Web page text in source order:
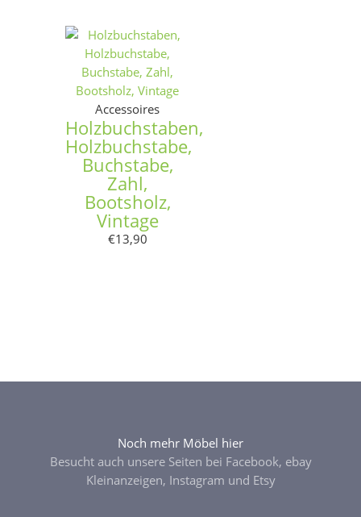
Accessoires
Holzbuchstaben,
Holzbuchstabe,
Buchstabe,
Zahl,
Bootsholz,
Vintage
€13,90
Noch mehr Möbel hier
Besucht auch unsere Seiten bei Facebook, ebay
Kleinanzeigen, Instagram und Etsy